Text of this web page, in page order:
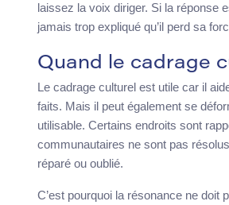
laissez la voix diriger. Si la réponse
jamais trop expliqué qu’il perd sa
Quand le cadrage
Le cadrage culturel est utile car il
faits. Mais il peut également se
utilisable. Certains endroits sont
communautaires ne sont pas
réparé ou oublié.
C’est pourquoi la résonance ne doit